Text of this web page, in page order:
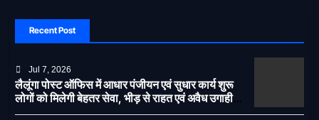
Recent Post
Jul 7, 2026
लैलूंगा पोस्ट ऑफिस में आधार पंजीयन एवं सुधार कार्य शुरू
लोगों को मिलेगी बेहतर सेवा, भीड़ से राहत एवं अवैध उगाही
पर लगेगी रोक